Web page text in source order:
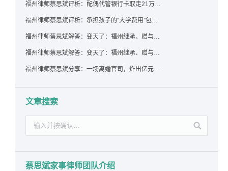
福州律师蔡思斌评析：配偶代管银行卡取走21万，离婚后这笔钱还要得回来吗？
福州律师蔡思斌评析：承担孩子的“大学费用”包括高额留学费用吗？
福州律师蔡思斌解答：变天了：福州继承、赠与房产转让要收20%个税？福州国税官方回复来了！
福州律师蔡思斌解答：变天了：福州继承、赠与房产转让要收20%个税？福州国税官方回答来了！
福州律师蔡思斌分享：一场离婚官司，炸出亿元“糊涂账”：本想分割家产，结果“自爆”了家底
文章搜索
蔡思斌家事律师团队介绍